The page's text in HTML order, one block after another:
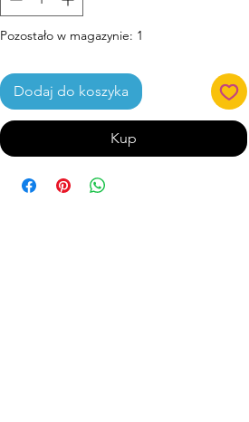
Pozostało w magazynie: 1
Dodaj do koszyka
Kup